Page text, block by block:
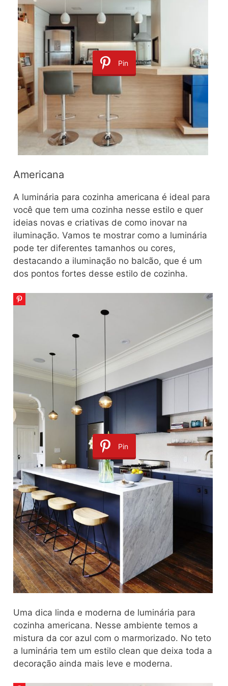
Pin
Americana
A luminária para cozinha americana é ideal para
você que tem uma cozinha nesse estilo e quer
ideias novas e criativas de como inovar na
iluminação. Vamos te mostrar como a luminária
pode ter diferentes tamanhos ou cores,
destacando a iluminação no balcão, que é um
dos pontos fortes desse estilo de cozinha.
Pin
Uma dica linda e moderna de luminária para
cozinha americana. Nesse ambiente temos a
mistura da cor azul com o marmorizado. No teto
a luminária tem um estilo clean que deixa toda a
decoração ainda mais leve e moderna.